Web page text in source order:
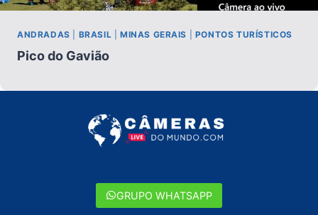
ANDRADAS BRASIL MINAS GERAIS PONTOS TURÍSTICOS
Pico do Gavião
GRUPO WHATSAPP